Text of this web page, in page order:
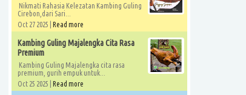
Nikmati Rahasia Kelezatan Kambing Guling
Cirebon,dari Sari...
Oct 27 2025 | Read more
Kambing Guling Majalengka Cita Rasa
Premium
Kambing Guling Majalengka cita rasa
premium, gurih empuk untuk...
Oct 25 2025 | Read more